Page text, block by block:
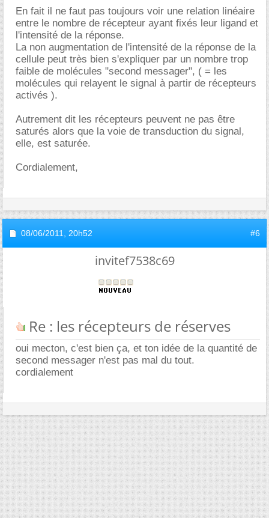
En fait il ne faut pas toujours voir une relation linéaire
entre le nombre de récepteur ayant fixés leur ligand et
l'intensité de la réponse.
La non augmentation de l'intensité de la réponse de la
cellule peut très bien s'expliquer par un nombre trop
faible de molécules "second messager", ( = les
molécules qui relayent le signal à partir de récepteurs
activés ).
Autrement dit les récepteurs peuvent ne pas être
saturés alors que la voie de transduction du signal,
elle, est saturée.
Cordialement,
08/06/2011, 20h52 #6
invitef7538c69
Re : les récepteurs de réserves
oui mecton, c'est bien ça, et ton idée de la quantité de
second messager n'est pas mal du tout.
cordialement